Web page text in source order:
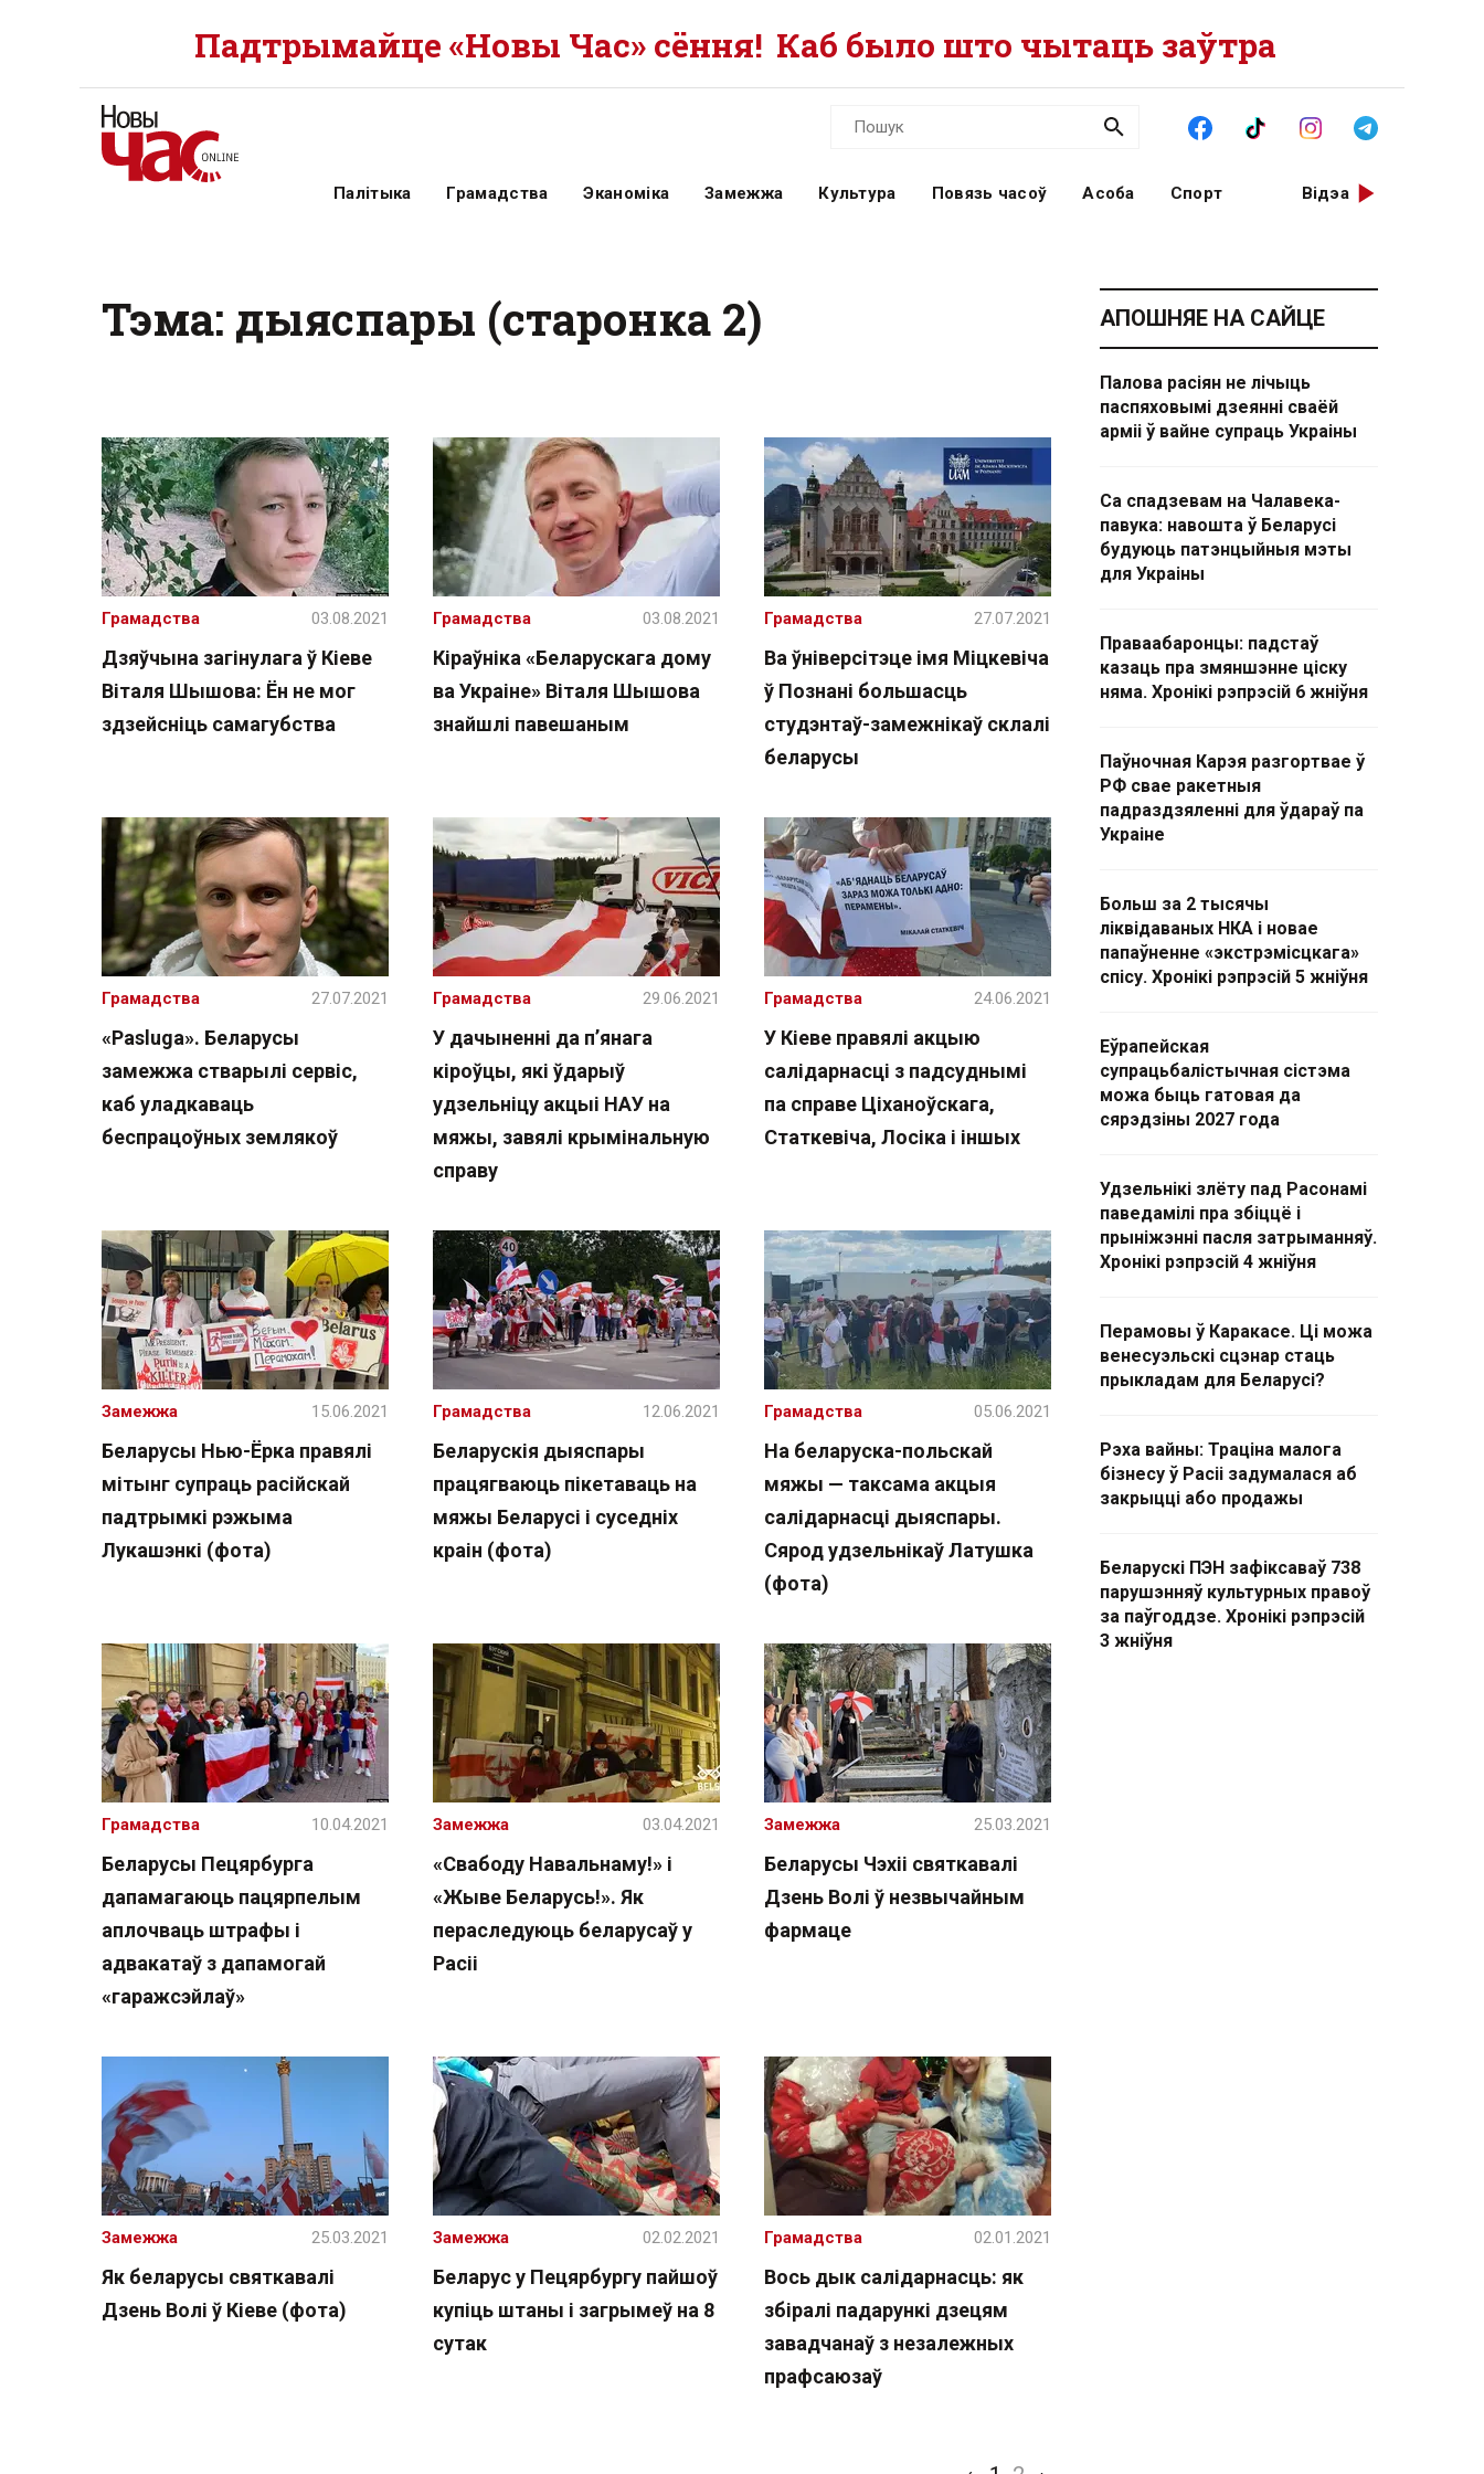
Падтрымайце «Новы Час» сёння! Каб было што чытаць заўтра
Палітыка Грамадства Эканоміка Замежжа Культура Повязь часоў Асоба Спорт Відэа
Тэма: дыяспары (старонка 2)
Дзяўчына загінулага ў Кіеве
Віталя Шышова: Ён не мог
здзейсніць самагубства
Грамадства 03.08.2021
Кіраўніка «Беларускага дому
ва Украіне» Віталя Шышова
знайшлі павешаным
Грамадства 03.08.2021
Ва ўніверсітэце імя Міцкевіча
ў Познані большасць
студэнтаў-замежнікаў склалі
беларусы
Грамадства 27.07.2021
«Pasluga». Беларусы
замежжа стварылі сервіс,
каб уладкаваць
беспрацоўных землякоў
Грамадства 27.07.2021
У дачыненні да п’янага
кіроўцы, які ўдарыў
удзельніцу акцыі НАУ на
мяжы, завялі крымінальную
справу
Грамадства 29.06.2021
У Кіеве правялі акцыю
салідарнасці з падсуднымі
па справе Ціханоўскага,
Статкевіча, Лосіка і іншых
Грамадства 24.06.2021
Беларусы Нью-Ёрка правялі
мітынг супраць расійскай
падтрымкі рэжыма
Лукашэнкі (фота)
Замежжа 15.06.2021
Беларускія дыяспары
працягваюць пікетаваць на
мяжы Беларусі і суседніх
краін (фота)
Грамадства 12.06.2021
На беларуска-польскай
мяжы — таксама акцыя
салідарнасці дыяспары.
Сярод удзельнікаў Латушка
(фота)
Грамадства 05.06.2021
Беларусы Пецярбурга
дапамагаюць пацярпелым
аплочваць штрафы і
адвакатаў з дапамогай
«гаражсэйлаў»
Грамадства 10.04.2021
«Свабоду Навальнаму!» і
«Жыве Беларусь!». Як
пераследуюць беларусаў у
Расіі
Замежжа 03.04.2021
Беларусы Чэхіі святкавалі
Дзень Волі ў незвычайным
фармаце
Замежжа 25.03.2021
Як беларусы святкавалі
Дзень Волі ў Кіеве (фота)
Замежжа 25.03.2021
Беларус у Пецярбургу пайшоў
купіць штаны і загрымеў на 8
сутак
Замежжа 02.02.2021
Вось дык салідарнасць: як
збіралі падарункі дзецям
завадчанаў з незалежных
прафсаюзаў
Грамадства 02.01.2021
АПОШНЯЕ НА САЙЦЕ
Палова расіян не лічыць
паспяховымі дзеянні сваёй
арміі ў вайне супраць Украіны
Са спадзевам на Чалавека-
павука: навошта ў Беларусі
будуюць патэнцыйныя мэты
для Украіны
Праваабаронцы: падстаў
казаць пра змяншэнне ціску
няма. Хронікі рэпрэсій 6 жніўня
Паўночная Карэя разгортвае ў
РФ свае ракетныя
падраздзяленні для ўдараў па
Украіне
Больш за 2 тысячы
ліквідаваных НКА і новае
папаўненне «экстрэмісцкага»
спісу. Хронікі рэпрэсій 5 жніўня
Еўрапейская
супрацьбалістычная сістэма
можа быць гатовая да
сярэдзіны 2027 года
Удзельнікі злёту пад Расонамі
паведамілі пра збіццё і
прыніжэнні пасля затрыманняў.
Хронікі рэпрэсій 4 жніўня
Перамовы ў Каракасе. Ці можа
венесуэльскі сцэнар стаць
прыкладам для Беларусі?
Рэха вайны: Траціна малога
бізнесу ў Расіі задумалася аб
закрыцці або продажы
Беларускі ПЭН зафіксаваў 738
парушэнняў культурных правоў
за паўгоддзе. Хронікі рэпрэсій
3 жніўня